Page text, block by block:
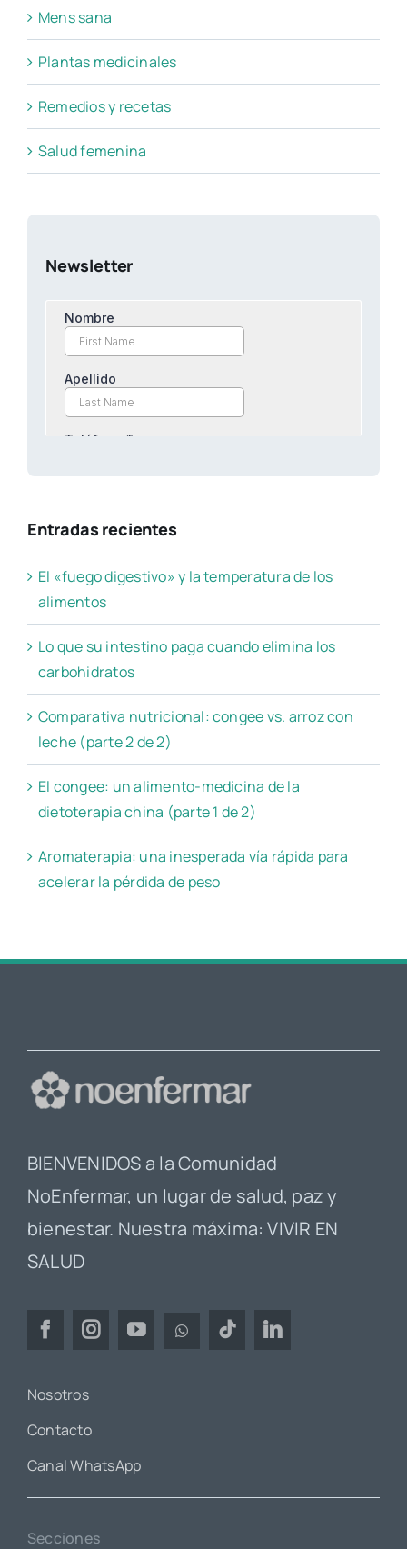
Mens sana
Plantas medicinales
Remedios y recetas
Salud femenina
Newsletter
Entradas recientes
El «fuego digestivo» y la temperatura de los
alimentos
Lo que su intestino paga cuando elimina los
carbohidratos
Comparativa nutricional: congee vs. arroz con
leche (parte 2 de 2)
El congee: un alimento-medicina de la
dietoterapia china (parte 1 de 2)
Aromaterapia: una inesperada vía rápida para
acelerar la pérdida de peso
BIENVENIDOS a la Comunidad
NoEnfermar, un lugar de salud, paz y
bienestar. Nuestra máxima: VIVIR EN
SALUD
Nosotros
Contacto
Canal WhatsApp
Secciones